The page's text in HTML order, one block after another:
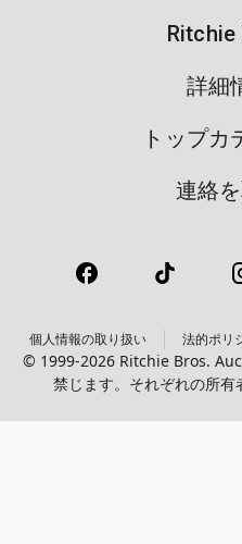
Ritchie
詳細
トップカ
連絡
個人情報の取り扱い 法的ポリ
© 1999-2026 Ritchie Bros.
禁じます。それぞれの所